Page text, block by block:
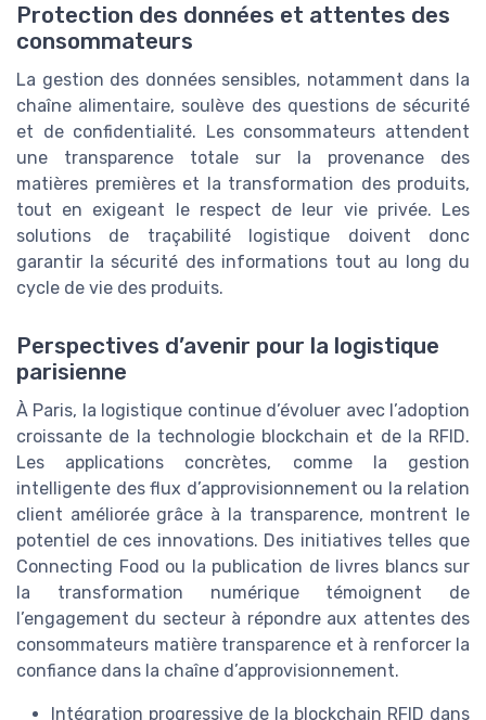
Protection des données et attentes des
consommateurs
La gestion des données sensibles, notamment dans la
chaîne alimentaire, soulève des questions de sécurité
et de confidentialité. Les consommateurs attendent
une transparence totale sur la provenance des
matières premières et la transformation des produits,
tout en exigeant le respect de leur vie privée. Les
solutions de traçabilité logistique doivent donc
garantir la sécurité des informations tout au long du
cycle de vie des produits.
Perspectives d’avenir pour la logistique
parisienne
À Paris, la logistique continue d’évoluer avec l’adoption
croissante de la technologie blockchain et de la RFID.
Les applications concrètes, comme la gestion
intelligente des flux d’approvisionnement ou la relation
client améliorée grâce à la transparence, montrent le
potentiel de ces innovations. Des initiatives telles que
Connecting Food ou la publication de livres blancs sur
la transformation numérique témoignent de
l’engagement du secteur à répondre aux attentes des
consommateurs matière transparence et à renforcer la
confiance dans la chaîne d’approvisionnement.
Intégration progressive de la blockchain RFID dans